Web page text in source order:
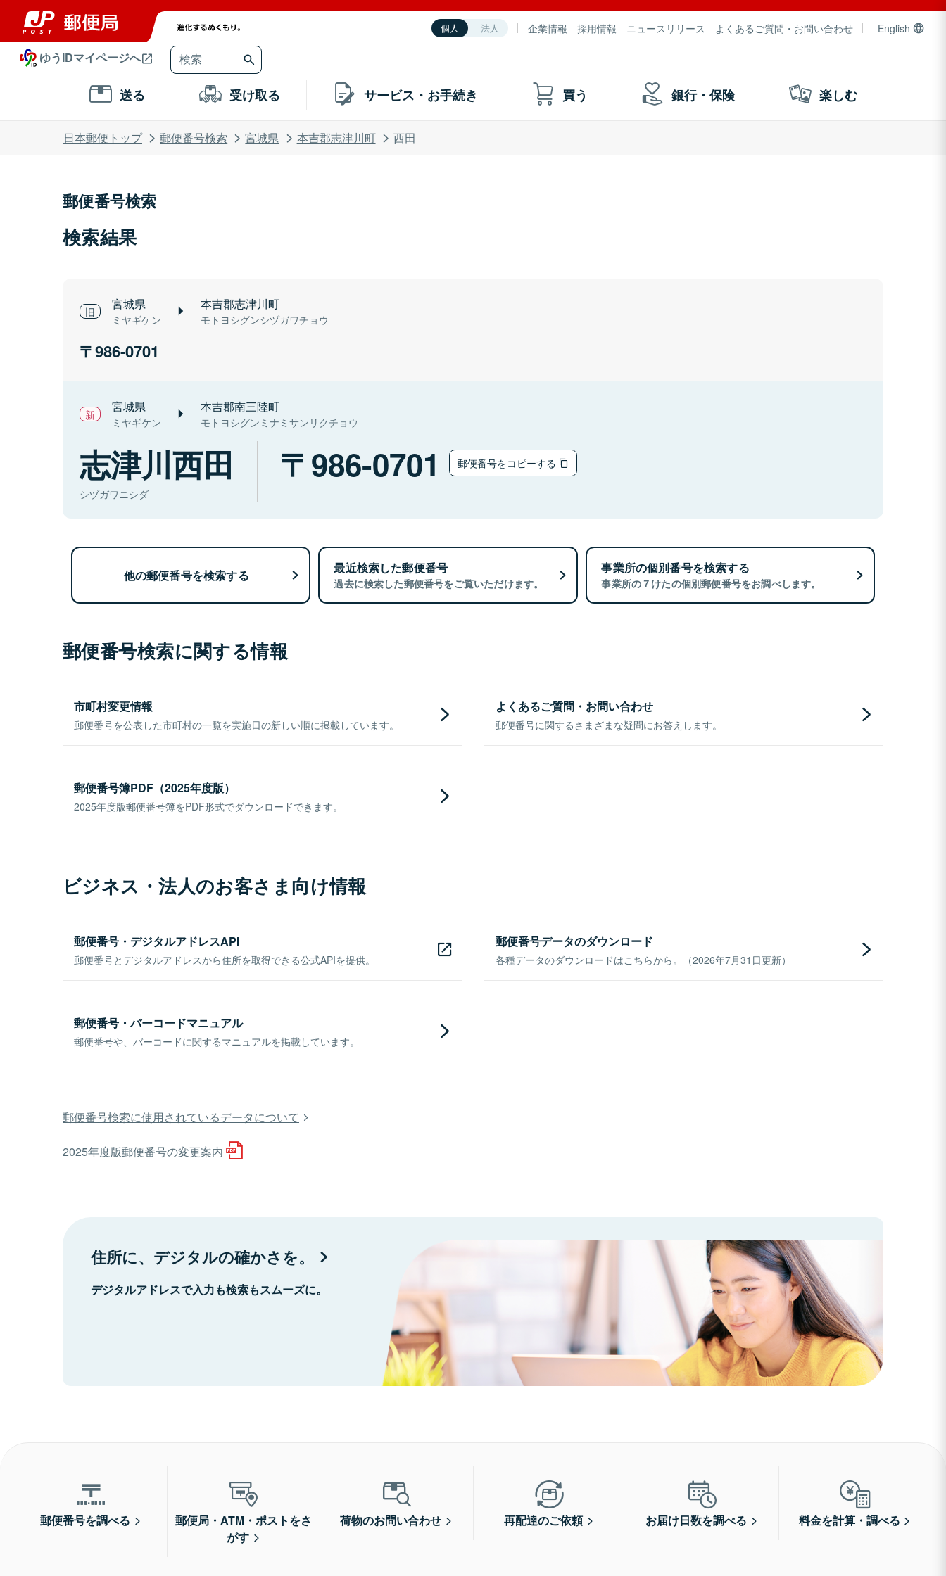
個人 法人 企業情報 採用情報 ニュースリリース よくあるご質問・お問い合わせ English
ゆうIDマイページへ
送る 受け取る サービス・お手続き 買う 銀行・保険 楽しむ
日本郵便トップ 郵便番号検索 宮城県 本吉郡志津川町 西田
郵便番号検索
検索結果
宮城県
ミヤギケン
本吉郡志津川町
モトヨシグンシヅガワチョウ
986-0701
宮城県
ミヤギケン
本吉郡南三陸町
モトヨシグンミナミサンリクチョウ
志津川西田
シヅガワニシダ
986-0701 郵便番号をコピーする
他の郵便番号を検索する 最近検索した郵便番号
過去に検索した郵便番号をご覧いただけます。
事業所の個別番号を検索する
事業所の７けたの個別郵便番号をお調べします。
郵便番号検索に関する情報
市町村変更情報
郵便番号を公表した市町村の一覧を実施日の新しい順に掲載しています。
よくあるご質問・お問い合わせ
郵便番号に関するさまざまな疑問にお答えします。
郵便番号簿PDF（2025年度版）
2025年度版郵便番号簿をPDF形式でダウンロードできます。
ビジネス・法人のお客さま向け情報
郵便番号・デジタルアドレスAPI
郵便番号とデジタルアドレスから住所を取得できる公式APIを提供。
郵便番号データのダウンロード
各種データのダウンロードはこちらから。（2026年7月31日更新）
郵便番号・バーコードマニュアル
郵便番号や、バーコードに関するマニュアルを掲載しています。
郵便番号検索に使用されているデータについて
2025年度版郵便番号の変更案内
住所に、デジタルの確かさを。
デジタルアドレスで入力も検索もスムーズに。
郵便番号を調べる
郵便局・ATM・ポストをさ
がす
荷物のお問い合わせ 再配達のご依頼 お届け日数を調べる 料金を計算・調べる